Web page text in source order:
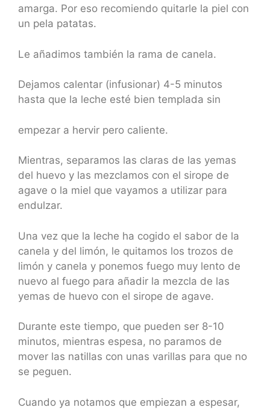
amarga. Por eso recomiendo quitarle la piel con
un pela patatas.
Le añadimos también la rama de canela.
Dejamos calentar (infusionar) 4-5 minutos
hasta que la leche esté bien templada sin
empezar a hervir pero caliente.
Mientras, separamos las claras de las yemas
del huevo y las mezclamos con el sirope de
agave o la miel que vayamos a utilizar para
endulzar.
Una vez que la leche ha cogido el sabor de la
canela y del limón, le quitamos los trozos de
limón y canela y ponemos fuego muy lento de
nuevo al fuego para añadir la mezcla de las
yemas de huevo con el sirope de agave.
Durante este tiempo, que pueden ser 8-10
minutos, mientras espesa, no paramos de
mover las natillas con unas varillas para que no
se peguen.
Cuando ya notamos que empiezan a espesar,